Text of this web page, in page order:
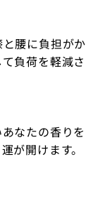
腰に負担がか
負荷を軽減さ
なたの香りを
が開けます。